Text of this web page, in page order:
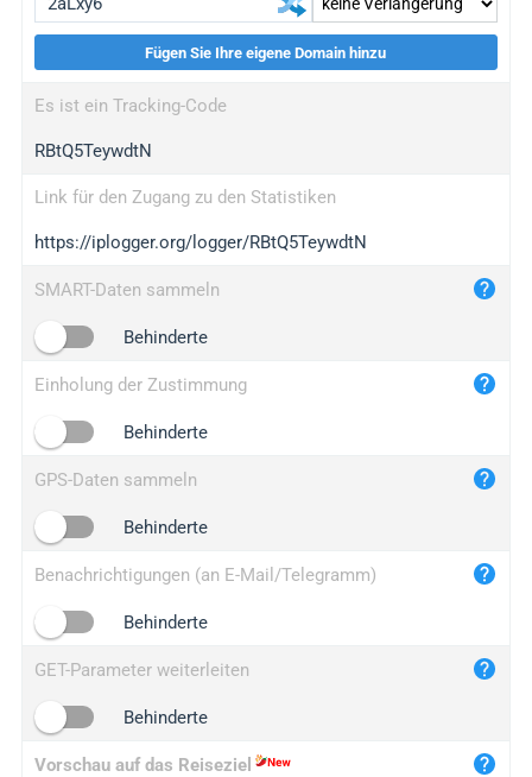
wl.gl
ed.tc
bc.ax
iplogger.com
maper.info
2no.co
yip.su
iplogger.info
Fügen Sie Ihre eigene Domain hinzu
Es ist ein Tracking-Code
RBtQ5TeywdtN
Link für den Zugang zu den Statistiken
https://iplogger.org/logger/RBtQ5TeywdtN
SMART-Daten sammeln
Behinderte
Einholung der Zustimmung
Behinderte
GPS-Daten sammeln
Behinderte
Benachrichtigungen (an E-Mail/Telegramm)
Behinderte
GET-Parameter weiterleiten
Behinderte
Vorschau auf das Reiseziel